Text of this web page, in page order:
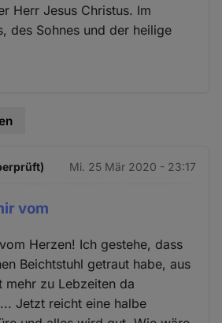
Herr Jesus Christus. Im
des Sohnes und der heilige
Mi. 25 Mär 2020 - 23:17
vom
Herzen! Ich gestehe, dass
Beichtstuhl getraut habe, aus
mehr zu Lebzeiten da
Jetzt reicht eine halbe